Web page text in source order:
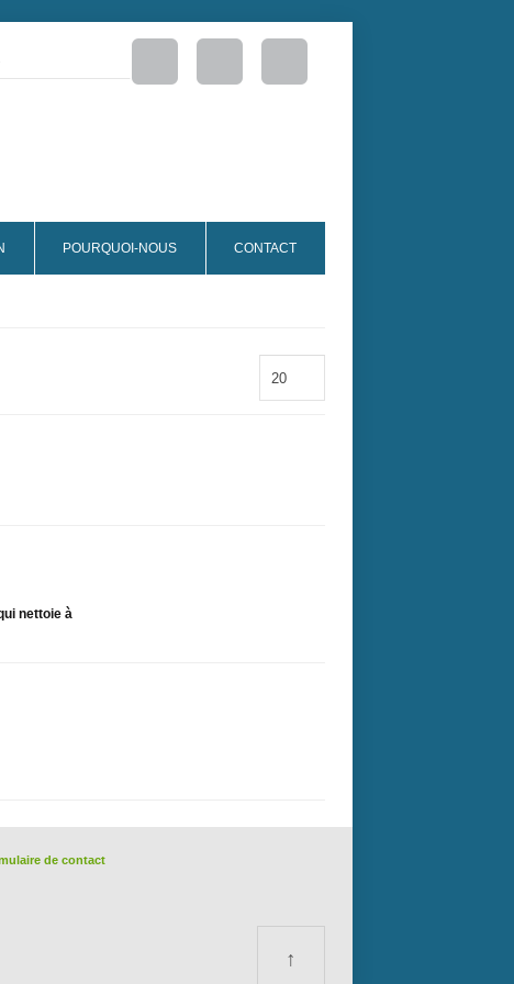
POURQUOI-NOUS CONTACT
20
nettoie à
de contact
↑